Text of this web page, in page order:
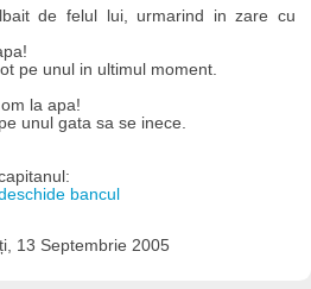
de felul lui, urmarind in zare cu
pe unul in ultimul moment.
la apa!
unul gata sa se inece.
bancul
13 Septembrie 2005